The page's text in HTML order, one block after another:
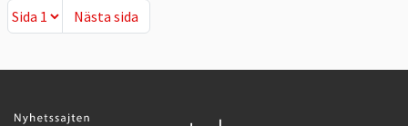
Nästa sida
Nästa sida